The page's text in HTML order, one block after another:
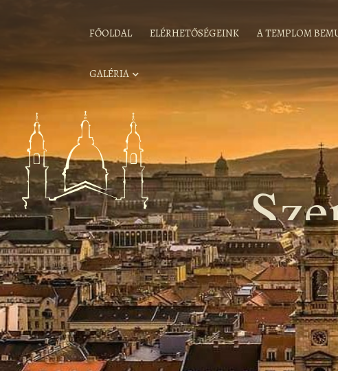
FŐOLDAL ELÉRHETŐSÉGEINK A TEMPLOM
GALÉRIA